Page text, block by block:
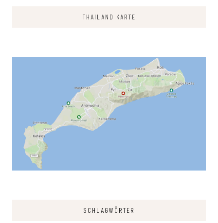
THAILAND KARTE
SCHLAGWÖRTER